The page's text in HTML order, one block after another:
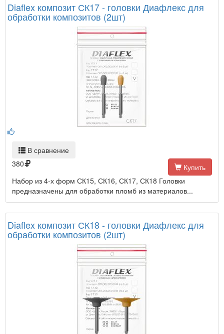
Diaflex композит СК17 - головки Диафлекс для
обработки композитов (2шт)
В сравнение
380
Купить
Набор из 4-х форм СК15, СК16, СК17, СК18 Головки
предназначены для обработки пломб из материалов...
Diaflex композит СК18 - головки Диафлекс для
обработки композитов (2шт)